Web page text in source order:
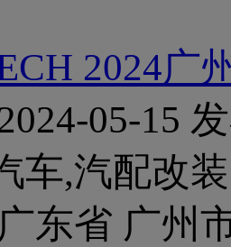
2024广
05-15
车,汽配改装
东省 广州